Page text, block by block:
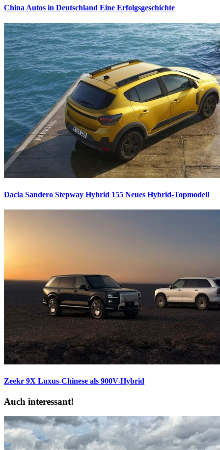
China Autos in Deutschland Eine Erfolgsgeschichte
Dacia Sandero Stepway Hybrid 155 Neues Hybrid-Topmodell
Zeekr 9X Luxus-Chinese als 900V-Hybrid
Auch interessant!